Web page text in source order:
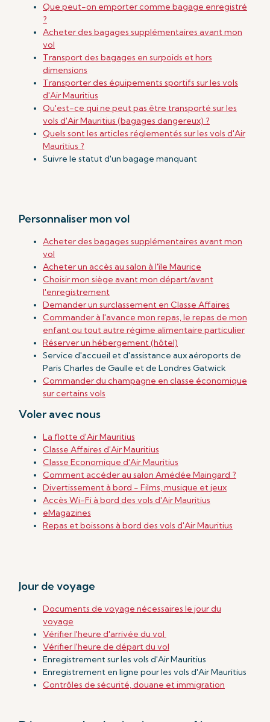
Que peut-on emporter comme bagage enregistré
?
Acheter des bagages supplémentaires avant mon
vol
Transport des bagages en surpoids et hors
dimensions
Transporter des équipements sportifs sur les vols
d'Air Mauritius
Qu'est-ce qui ne peut pas être transporté sur les
vols d'Air Mauritius (bagages dangereux) ?
Quels sont les articles réglementés sur les vols d'Air
Mauritius ?
Suivre le statut d'un bagage manquant
Personnaliser mon vol
Acheter des bagages supplémentaires avant mon
vol
Acheter un accès au salon à l'île Maurice
Choisir mon siège avant mon départ/avant
l'enregistrement
Demander un surclassement en Classe Affaires
Commander à l'avance mon repas, le repas de mon
enfant ou tout autre régime alimentaire particulier
Réserver un hébergement (hôtel)
Service d'accueil et d'assistance aux aéroports de
Paris Charles de Gaulle et de Londres Gatwick
Commander du champagne en classe économique
sur certains vols
Voler avec nous
La flotte d'Air Mauritius
Classe Affaires d'Air Mauritius
Classe Economique d'Air Mauritius
Comment accéder au salon Amédée Maingard ?
Divertissement à bord - Films, musique et jeux
Accès Wi-Fi à bord des vols d'Air Mauritius
eMagazines
Repas et boissons à bord des vols d'Air Mauritius
Jour de voyage
Documents de voyage nécessaires le jour du
voyage
Vérifier l'heure d'arrivée du vol
Vérifier l'heure de départ du vol
Enregistrement sur les vols d'Air Mauritius
Enregistrement en ligne pour les vols d'Air Mauritius
Contrôles de sécurité, douane et immigration